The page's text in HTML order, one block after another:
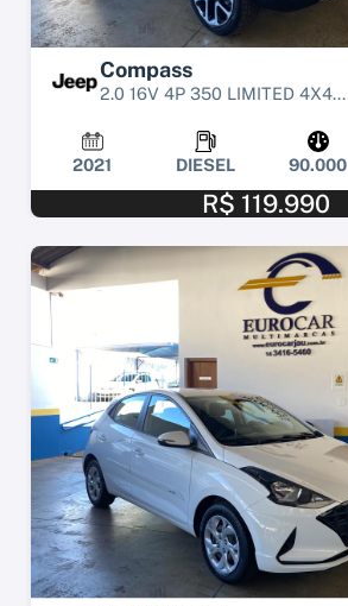
Compass
2.0 16V 4P 350 LIMITED 4X4...
2021 DIESEL 90.000
R$ 119.990